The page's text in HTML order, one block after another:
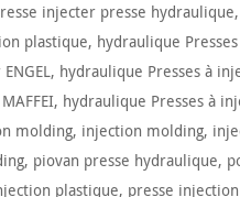
injecter presse hydraulique
plastique, hydraulique
, hydraulique Presses à
, hydraulique Presses à
molding, injection molding,
, piovan presse hydraulique,
plastique, presse